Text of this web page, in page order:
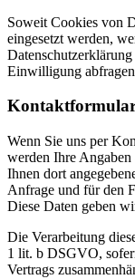
Soweit Cookies von
eingesetzt werden,
Einwilligung
Wenn Sie uns per
werden Ihre
Ihnen dort
Anfrage und für den
Diese Daten geben
Die Verarbeitung
1 lit. b DSGVO,
Vertrags